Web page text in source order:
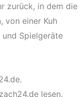
zurück, in dem die
von einer Kuh
Spielgeräte
lesen.